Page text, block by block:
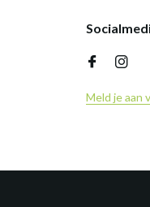
Meld je aan